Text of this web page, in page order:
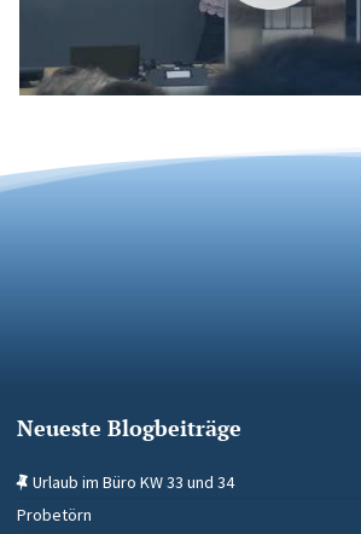
Neueste Blogbeiträge
Urlaub im Büro KW 33 und 34
Probetörn